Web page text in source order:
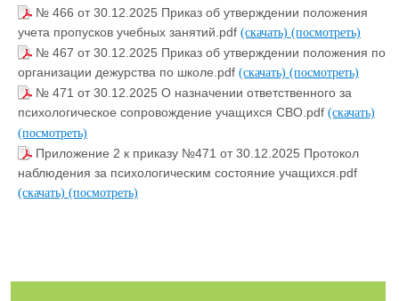
№ 466 от 30.12.2025 Приказ об утверждении положения
учета пропусков учебных занятий.pdf (скачать) (посмотреть)
№ 467 от 30.12.2025 Приказ об утверждении положения по
организации дежурства по школе.pdf (скачать) (посмотреть)
№ 471 от 30.12.2025 О назначении ответственного за
психологическое сопровождение учащихся СВО.pdf (скачать)
(посмотреть)
Приложение 2 к приказу №471 от 30.12.2025 Протокол
наблюдения за психологическим состояние учащихся.pdf
(скачать) (посмотреть)